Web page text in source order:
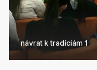
návrat k tradíciám 1